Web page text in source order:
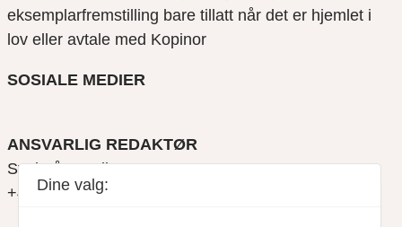
eksemplarfremstilling bare tillatt når det er hjemlet i
lov eller avtale med Kopinor
SOSIALE MEDIER
ANSVARLIG REDAKTØR
Svein Åge Eriksen
+47 900 79 547
Dine valg: